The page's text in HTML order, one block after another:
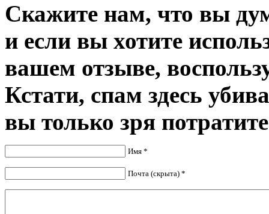
Скажите нам, что вы
и если вы хотите
вашем отзыве,
Кстати, спам здесь
вы только зря
Имя *
Почта (скрыта) *